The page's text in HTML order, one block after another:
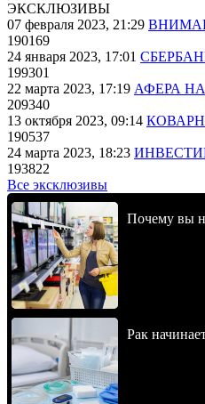
ЭКСКЛЮЗИВЫ
07 февраля 2023, 21:29
190169
24 января 2023, 17:01
199301
22 марта 2023, 17:19 АФЕРА
209340
13 октября 2023, 09:14
190537
24 марта 2023, 18:23
193822
Все эксклюзивы
Почему вы
Рак